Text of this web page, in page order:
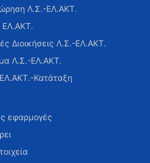
Λ.Σ.-ΕΛ.ΑΚΤ.
ΕΛ.ΑΚΤ.
Διοικήσεις Λ.Σ.-ΕΛ.ΑΚΤ.
Λ.Σ.-ΕΛ.ΑΚΤ.
Κατάταξη
εφαρμογές